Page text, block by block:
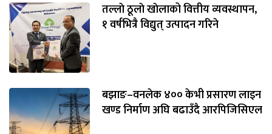
तल्लाे ठूलाे खाेलाको वित्तीय व्यवस्थापन,
१ वर्षभित्रै विद्युत् उत्पादन गरिने
बझाङ–वनलेक ४०० केभी प्रसारण लाइन
खण्ड निर्माण अघि बढाउँदै आरपिजिसिएल